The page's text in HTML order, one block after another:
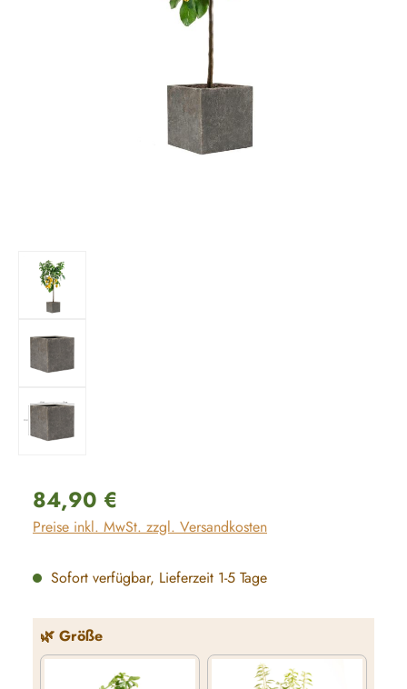
Regulärer Preis:
84,90 €
Preise inkl. MwSt. zzgl. Versandkosten
Sofort verfügbar, Lieferzeit 1-5 Tage
🌿 Größeauswählen